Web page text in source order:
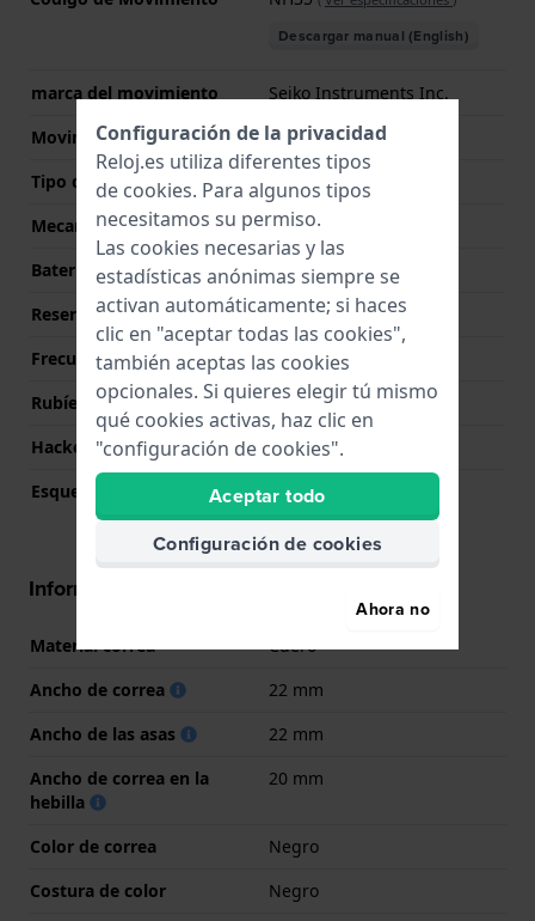
Descargar manual (English)
marca del movimiento
Seiko Instruments Inc.
Movimiento suizo
No
Tipo de pantalla
analógico
Mecanismo
Mecánico Automático
Batería
No battery needed
Reserva de poder
41
Frecuencia
21600
Rubíes
24
Hackeable
Si
Esqueletizado
No
Información Correa
Material correa
Cuero
Ancho de correa
22 mm
Ancho de las asas
22 mm
Ancho de correa en la
hebilla
20 mm
Color de correa
Negro
Costura de color
Negro
Configuración de la privacidad
Reloj.es utiliza diferentes tipos
de cookies. Para algunos tipos
necesitamos su permiso.
Las cookies necesarias y las
estadísticas anónimas siempre se
activan automáticamente; si haces
clic en "aceptar todas las cookies",
también aceptas las cookies
opcionales. Si quieres elegir tú mismo
qué cookies activas, haz clic en
"configuración de cookies".
Aceptar todo
Configuración de cookies
Ahora no